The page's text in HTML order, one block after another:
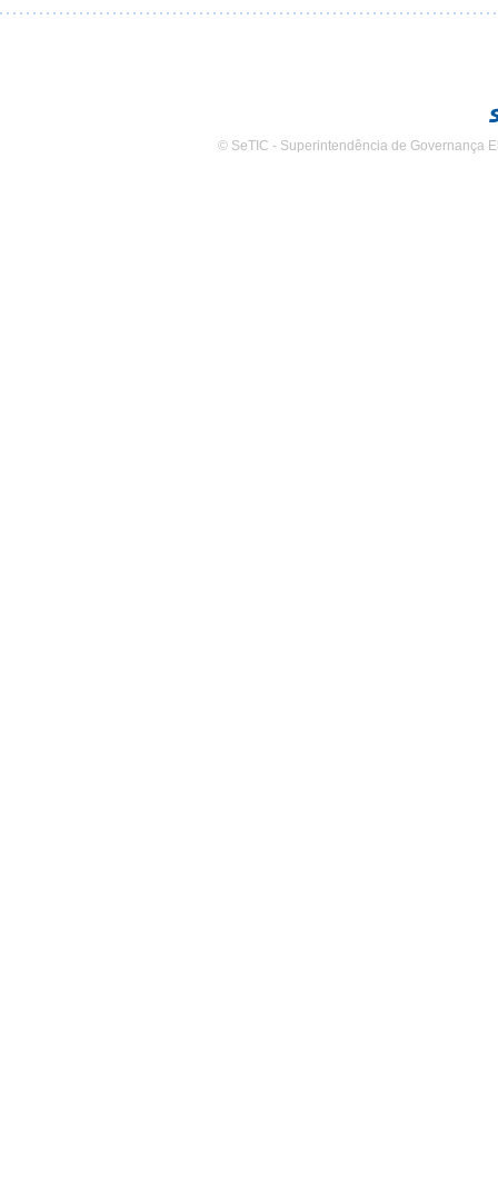
© SeTIC - Superintendência de Governança